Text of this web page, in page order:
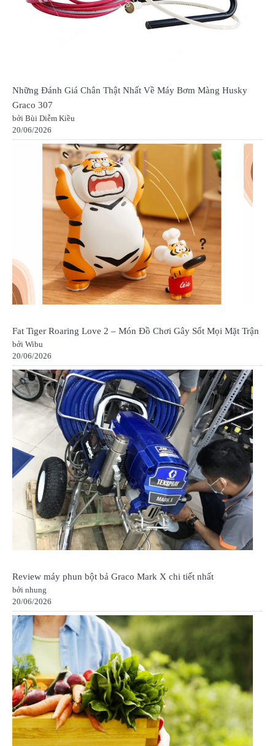
Những Đánh Giá Chân Thật Nhất Về Máy Bơm Màng Husky
Graco 307
bởi Bùi Diễm Kiều
20/06/2026
Fat Tiger Roaring Love 2 – Món Đồ Chơi Gây Sốt Mọi Mặt Trận
bởi Wibu
20/06/2026
Review máy phun bột bả Graco Mark X chi tiết nhất
bởi nhung
20/06/2026